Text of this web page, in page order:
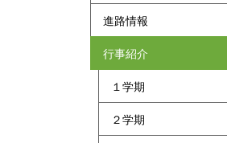
進路情報
行事紹介
１学期
２学期